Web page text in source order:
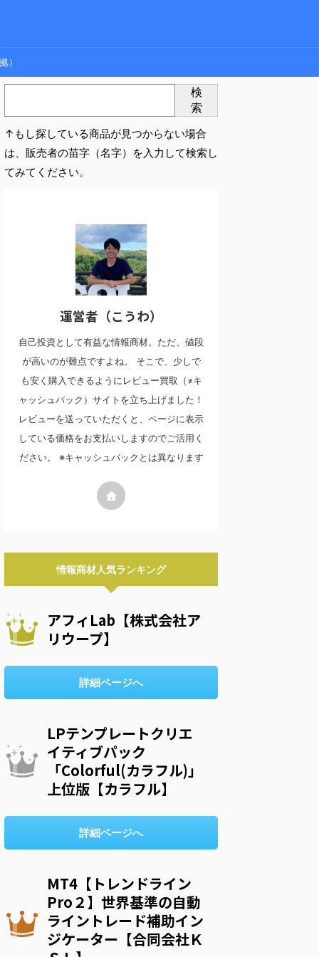
）
検
索
↑もし探している商品が見つからない場合
は、販売者の苗字（名字）を入力して検索し
てみてください。
運営者（こうわ）
自己投資として有益な情報商材。ただ、値段
が高いのが難点ですよね。 そこで、少しで
も安く購入できるようにレビュー買取（≠キ
ャッシュバック）サイトを立ち上げました！
レビューを送っていただくと、ページに表示
している価格をお支払いしますのでご活用く
ださい。 ※キャッシュバックとは異なります
情報商材人気ランキング
アフィLab【株式会社ア
リウープ】
詳細ページへ
LPテンプレートクリエ
イティブパック
「Colorful(カラフル)」
上位版【カラフル】
詳細ページへ
MT4【トレンドライン
Pro２】世界基準の自動
ライントレード補助イン
ジケーター【合同会社Ｋ